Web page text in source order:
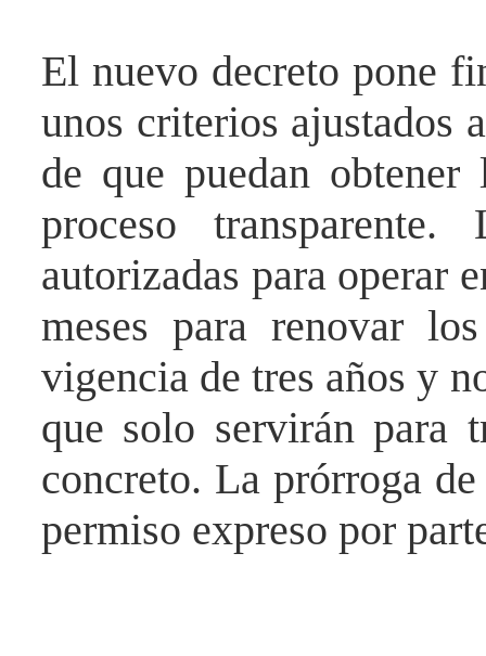
El nuevo decreto pone
unos criterios ajustados
de que puedan
proceso
autorizadas para operar
meses para renovar
vigencia de tres años y
que solo servirán para
concreto. La prórroga
permiso expreso por